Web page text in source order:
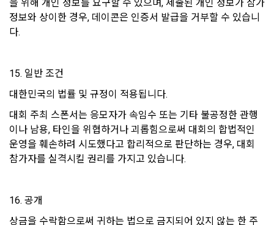
비스 지원이 되도록 최선을 다할 의무를 진다.
5. "회사"는 유료 결제와 관련한 결제 사항 정보를 관련 법이 규
나. 대금결제 및 재화 및 서비스 등의 공급에 관한 기록 : 5년
다. 소비자의 불만 또는 분쟁처리에 관한 기록 : 3년
라. 표시/광고에 관한 기록 : 6개월
1. "회원"은 관계법령과 본 약관의 규정 및 기타 "회사"가 통지하
위를 해서는 안된다. 이를 위반하는 경우 “회원”은 서비스 이용
9. 개인정보의 기술적, 관리적 보호대책
1) 개인정보 암호화
을 통해 보호하고 있습니다.
모든 데이터가 고도의 보안이 유지되는 데이터 센터에 보관되고
있습니다. 개인정보 데이터의 접근을 사용 권한을 나눠 제한하
고 있으며, 개인PC나 외부 침입이 우려되는 오프라인 공간에 저
장하지 않습니다.
3) 개인정보 처리 직원의 교육
개인정보관련 처리 직원은 최소한의 인원으로 구성되며, 새로운
을 위해 개인 정보를 요구할 수 있으며, 제출된 개인 정보가 참가
정보와 상이한 경우, 데이콘은 인증서 발급을 거부할 수 있습니
다.
15. 일반 조건
대한민국의 법률 및 규정이 적용됩니다.
대회 주최 스폰서는 응모자가 속임수 또는 기타 불공정한 관행
이나 남용, 타인을 위협하거나 괴롭힘으로써 대회의 합법적인
운영을 훼손하려 시도했다고 합리적으로 판단하는 경우, 대회
참가자를 실격시킬 권리를 가지고 있습니다.
16. 공개
상금을 수락함으로써 귀하는 법으로 금지되어 있지 않는 한 주